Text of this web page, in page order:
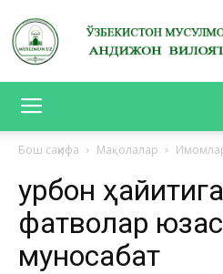
Бош саҳифа Мақолалар
Қурбон
фатволар
муносабат